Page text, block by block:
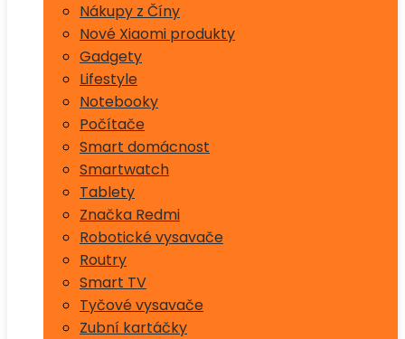
Nákupy z Číny
Nové Xiaomi produkty
Gadgety
Lifestyle
Notebooky
Počítače
Smart domácnost
Smartwatch
Tablety
Značka Redmi
Robotické vysavače
Routry
Smart TV
Tyčové vysavače
Zubní kartáčky